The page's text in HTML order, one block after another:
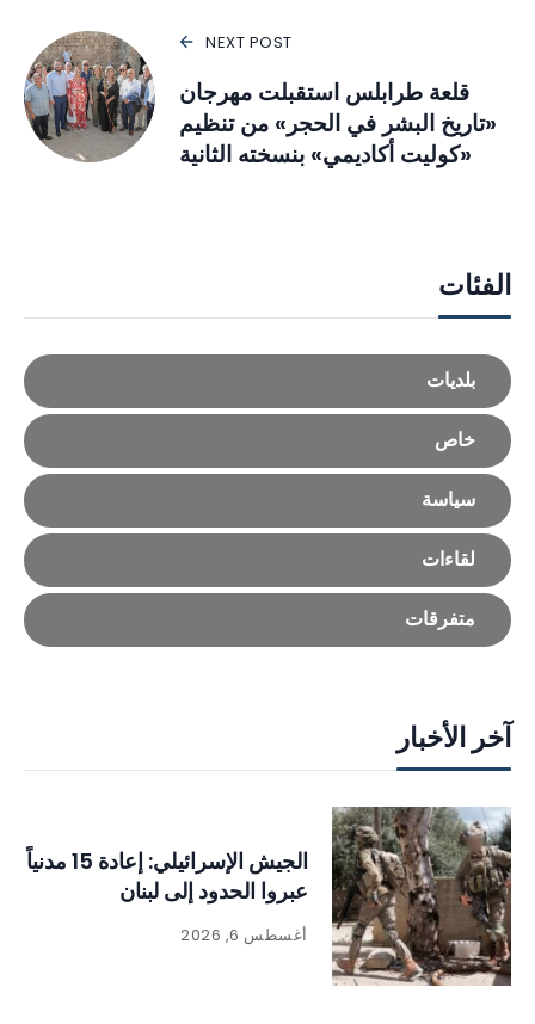
NEXT POST
قلعة طرابلس استقبلت مهرجان
«تاريخ البشر في الحجر» من تنظيم
«كوليت أكاديمي» بنسخته الثانية
الفئات
بلديات
خاص
سياسة
لقاءات
متفرقات
آخر الأخبار
الجيش الإسرائيلي: إعادة 15 مدنياً
عبروا الحدود إلى لبنان
أغسطس 6, 2026